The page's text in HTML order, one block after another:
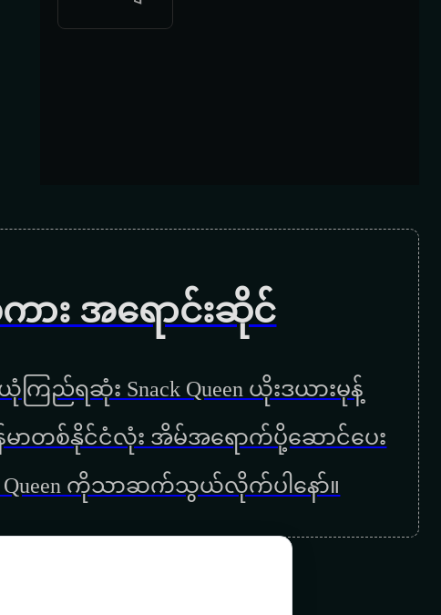
း အရောင်းဆိုင်
ည်ရဆုံး Snack Queen ယိုးဒယားမုန့်
ြန်မာတစ်နိုင်ငံလုံး အိမ်အရောက်ပို့ဆောင်ပေး
Queen ကိုသာဆက်သွယ်လိုက်ပါနော်။